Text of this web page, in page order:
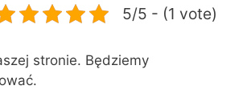
5/5 - (1 vote)
stronie. Będziemy